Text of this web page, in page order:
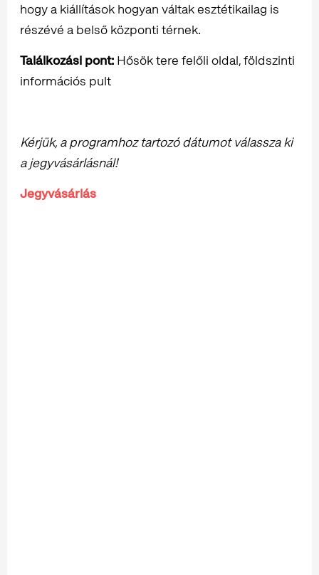
hogy a kiállítások hogyan váltak esztétikailag is
részévé a belső központi térnek.
Találkozási pont: Hősök tere felőli oldal, földszinti
információs pult
Kérjük, a programhoz tartozó dátumot válassza ki
a jegyvásárlásnál!
Jegyvásárlás